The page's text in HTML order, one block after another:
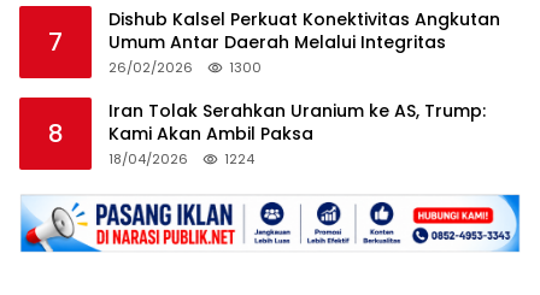
7
Dishub Kalsel Perkuat Konektivitas Angkutan
Umum Antar Daerah Melalui Integritas
26/02/2026 1300
8
Iran Tolak Serahkan Uranium ke AS, Trump:
Kami Akan Ambil Paksa
18/04/2026 1224